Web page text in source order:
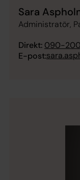
Sara
Administratör,
Direkt: 090-
E-post: